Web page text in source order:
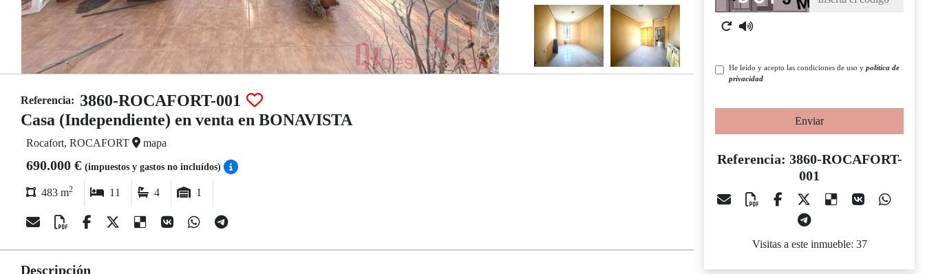
Referencia: 3860-ROCAFORT-001
Casa (Independiente) en venta en BONAVISTA
Rocafort, ROCAFORT mapa
690.000 € (impuestos y gastos no incluídos)
483 m2 11 4 1
Descripción
He leído y acepto las condiciones de uso y política de
privacidad
Enviar
Referencia: 3860-ROCAFORT-
001
Visitas a este inmueble: 37